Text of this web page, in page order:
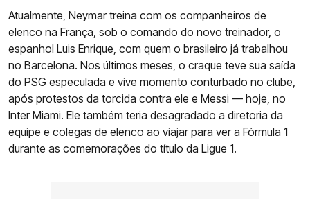
Atualmente, Neymar treina com os companheiros de
elenco na França, sob o comando do novo treinador, o
espanhol Luis Enrique, com quem o brasileiro já trabalhou
no Barcelona. Nos últimos meses, o craque teve sua saída
do PSG especulada e vive momento conturbado no clube,
após protestos da torcida contra ele e Messi — hoje, no
Inter Miami. Ele também teria desagradado a diretoria da
equipe e colegas de elenco ao viajar para ver a Fórmula 1
durante as comemorações do título da Ligue 1.